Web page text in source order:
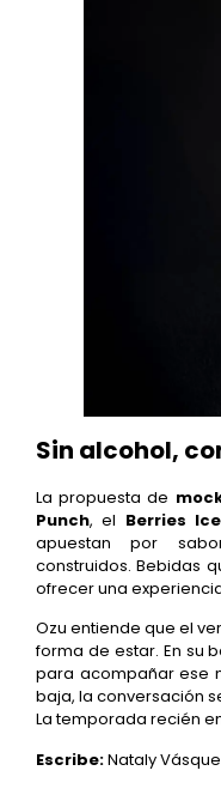
Sin alcohol,
La propuesta de
Punch, el Berries
apuestan por
construidos. Bebidas
ofrecer una
Ozu entiende que el
forma de estar. En su
para acompañar ese
baja, la conversación
La temporada recién
Escribe:Nataly